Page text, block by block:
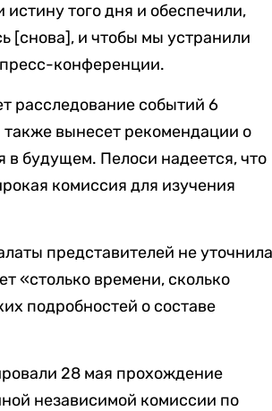
того дня и обеспечили,
[снова], и чтобы мы устранили
конференции.
расследование событий 6
вынесет рекомендации о
в будущем. Пелоси надеется, что
комиссия для изучения
представителей не уточнила
«столько времени, сколько
подробностей о составе
28 мая прохождение
независимой комиссии по